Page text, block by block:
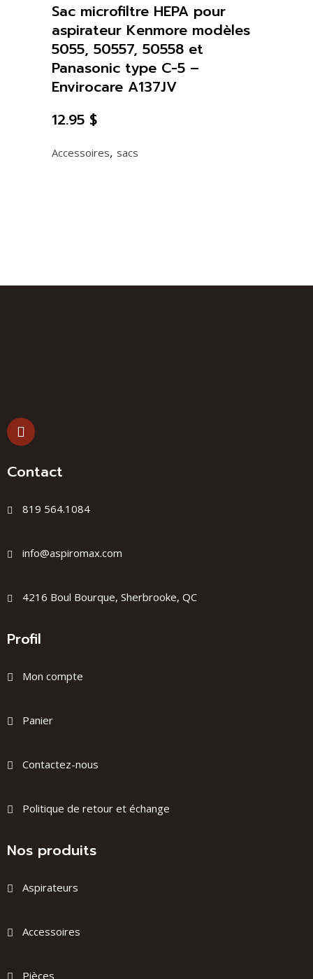
Accessoires, sacs
Sac microfiltre HEPA pour
aspirateur Kenmore modèles
5055, 50557, 50558 et
Panasonic type C-5 –
Envirocare A137JV
12.95 $
Contact
819 564.1084
info@aspiromax.com
4216 Boul Bourque, Sherbrooke, QC
Profil
Mon compte
Panier
Contactez-nous
Politique de retour et échange
Nos produits
Aspirateurs
Accessoires
Pièces